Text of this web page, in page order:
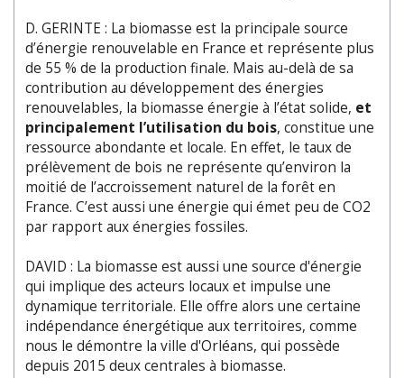
D. GERINTE : La biomasse est la principale source
d’énergie renouvelable en France et représente plus
de 55 % de la production finale. Mais au-delà de sa
contribution au développement des énergies
renouvelables, la biomasse énergie à l’état solide, et
principalement l’utilisation du bois, constitue une
ressource abondante et locale. En effet, le taux de
prélèvement de bois ne représente qu’environ la
moitié de l’accroissement naturel de la forêt en
France. C’est aussi une énergie qui émet peu de CO2
par rapport aux énergies fossiles.
DAVID : La biomasse est aussi une source d'énergie
qui implique des acteurs locaux et impulse une
dynamique territoriale. Elle offre alors une certaine
indépendance énergétique aux territoires, comme
nous le démontre la ville d'Orléans, qui possède
depuis 2015 deux centrales à biomasse.